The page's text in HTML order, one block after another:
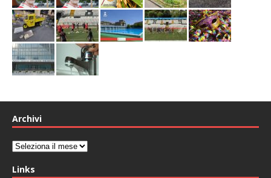
Archivi
Archivi
Links